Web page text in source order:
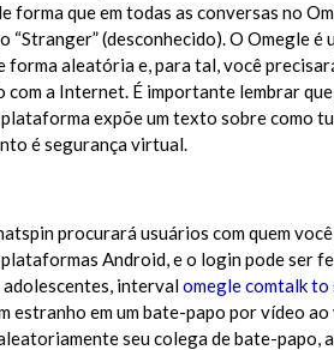
forma que em todas as conversas no
“Stranger” (desconhecido). O Omegle é
forma aleatória e, para tal, você
com a Internet. É importante lembrar
expõe um texto sobre como
é segurança virtual.
procurará usuários com quem
Android, e o login pode ser
intervalomegle comtalk
estranho em um bate-papo por vídeo
seu colega de bate-papo,